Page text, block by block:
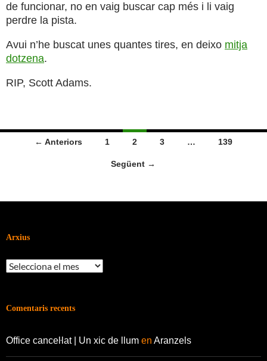
de funcionar, no en vaig buscar cap més i li vaig
perdre la pista.
Avui n’he buscat unes quantes tires, en deixo mitja
dotzena.
RIP, Scott Adams.
Navegació
entrades
← Anteriors 1 2 3 … 139
Següent →
Arxius
Arxius
Comentaris recents
Office canceŀlat | Un xic de llum en Aranzels